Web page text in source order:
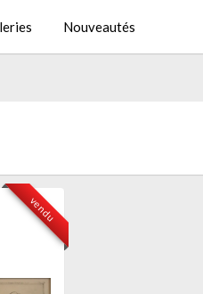
Nouveautés
vendu